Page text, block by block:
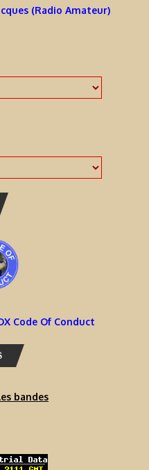
(Radio Amateur)
Code Of Conduct
bandes